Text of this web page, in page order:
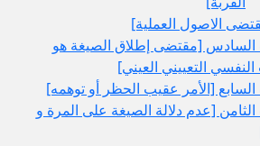
الاصول العملية]
السادس‏ [مقتضى إطلاق الصيغة هو
التعييني العيني‏]
[الأمر عقيب الحظر أو توهمه‏]
[عدم دلالة الصيغة على المرة و